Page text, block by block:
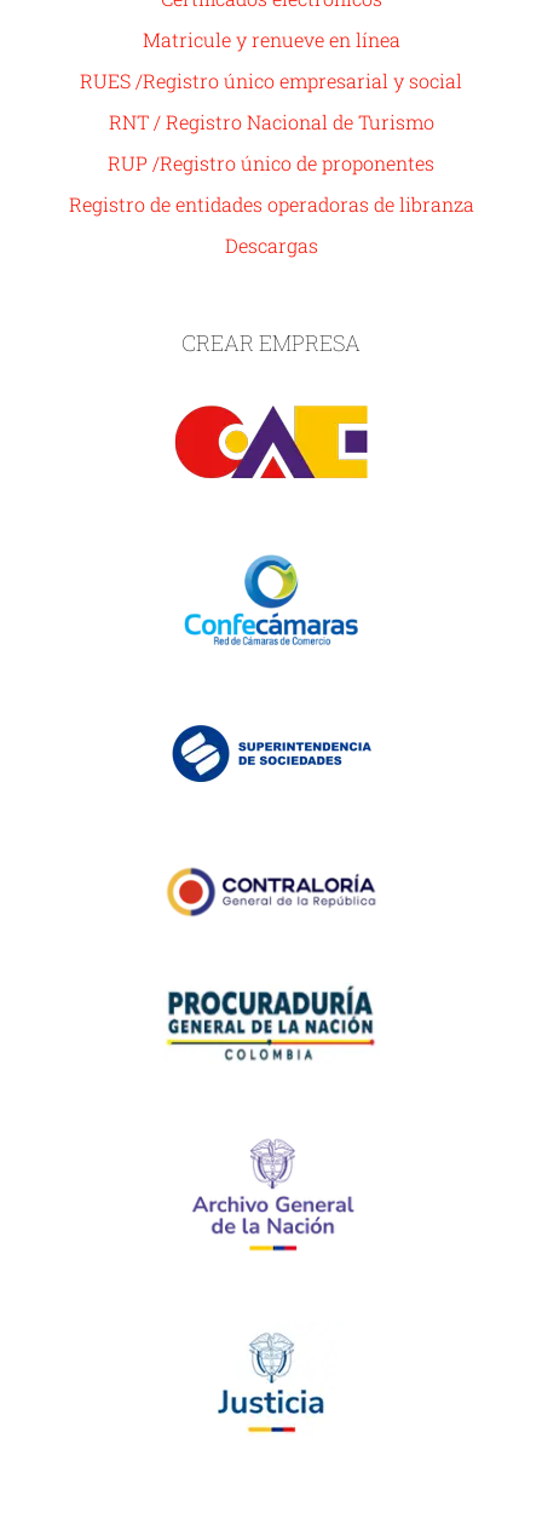
Matricule y renueve en línea
RUES /Registro único empresarial y social
RNT / Registro Nacional de Turismo
RUP /Registro único de proponentes
Registro de entidades operadoras de libranza
Descargas
CREAR EMPRESA